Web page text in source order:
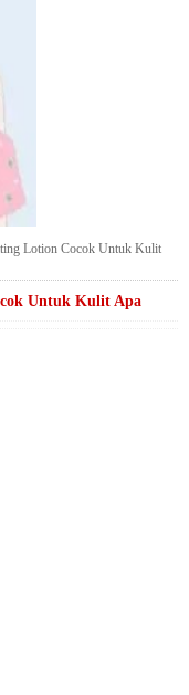
Lotion Cocok Untuk Kulit
Untuk Kulit Apa